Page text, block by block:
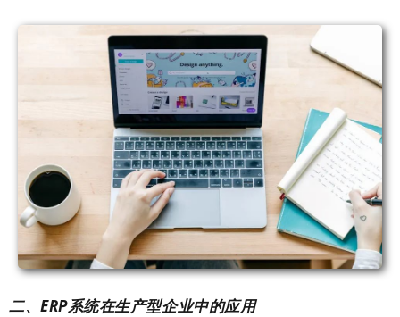
二、ERP系统在生产型企业中的应用